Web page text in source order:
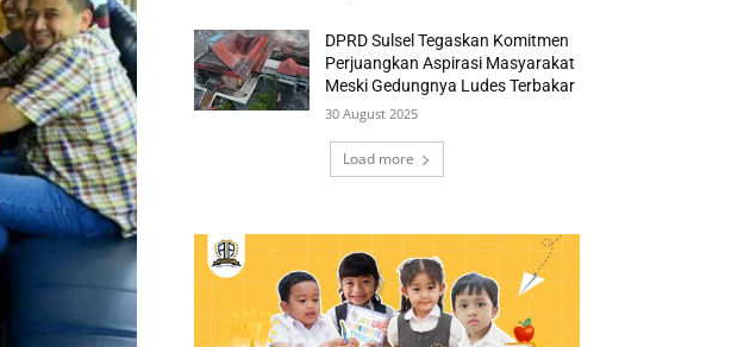
DPRD Sulsel Tegaskan Komitmen
Perjuangkan Aspirasi Masyarakat
Meski Gedungnya Ludes Terbakar
30 August 2025
Load more